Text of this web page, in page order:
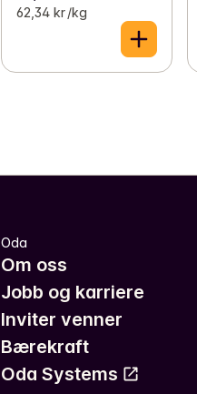
62,34 kr /kg
Oda
Om oss
Jobb og karriere
Inviter venner
Bærekraft
Oda Systems